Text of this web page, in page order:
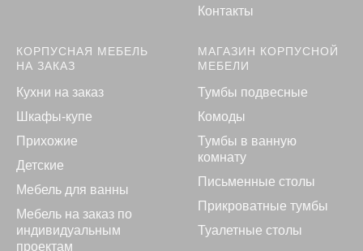
Контакты
КОРПУСНАЯ МЕБЕЛЬ
НА ЗАКАЗ
Кухни на заказ
Шкафы-купе
Прихожие
Детские
Мебель для ванны
Мебель на заказ по
индивидуальным
проектам
МАГАЗИН КОРПУСНОЙ
МЕБЕЛИ
Тумбы подвесные
Комоды
Тумбы в ванную
комнату
Письменные столы
Прикроватные тумбы
Туалетные столы